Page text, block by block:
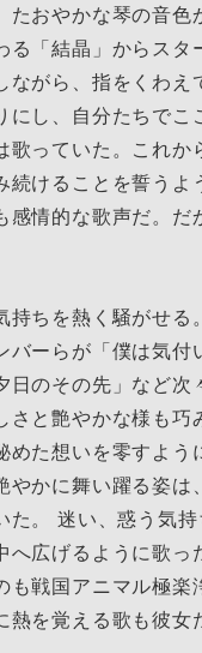
たおやかな琴の音色
る「結晶」からスタ
ながら、指をくわえ
にし、自分たちでこ
歌っていた。これか
続けることを誓うよ
感情的な歌声だ。だ
持ちを熱く騒がせる
バーらが「僕は気付
日のその先」など次
さと艶やかな様も巧
めた想いを零すよう
やかに舞い躍る姿は
た。 迷い、惑う気
へ広げるように歌っ
も戦国アニマル極楽
熱を覚える歌も彼女